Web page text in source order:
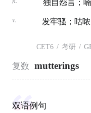
独自怨言；
v. 发牢骚；咕
CET6 / 考研 /
复数 mutterings
双语例句